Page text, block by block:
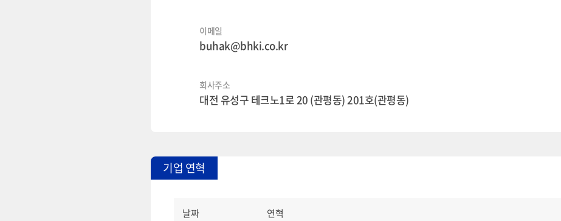
이메일
buhak@bhki.co.kr
회사주소
대전 유성구 테크노1로 20 (관평동) 201호(관평동)
기업 연혁
날짜 연혁